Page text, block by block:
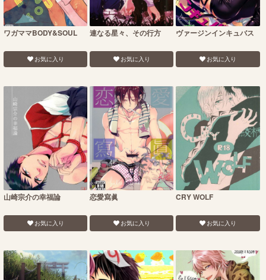
ワガママBODY&SOUL
お気に入り
連なる星々、その行方
お気に入り
ヴァージンインキュバス
お気に入り
山崎宗介の幸福論
お気に入り
恋愛寫眞
お気に入り
CRY WOLF
お気に入り